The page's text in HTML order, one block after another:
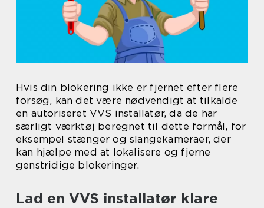
Hvis din blokering ikke er fjernet efter flere
forsøg, kan det være nødvendigt at tilkalde
en autoriseret VVS installatør, da de har
særligt værktøj beregnet til dette formål, for
eksempel stænger og slangekameraer, der
kan hjælpe med at lokalisere og fjerne
genstridige blokeringer.
Lad en VVS installatør klare